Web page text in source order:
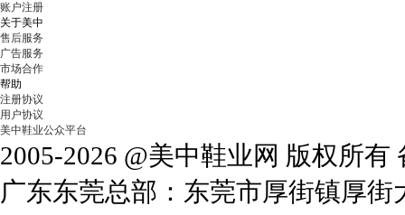
账户注册
关于美中
售后服务
广告服务
市场合作
帮助
注册协议
用户协议
美中鞋业公众平台
2005-2026 @美中鞋业网 版权所有
广东东莞总部：东莞市厚街镇厚